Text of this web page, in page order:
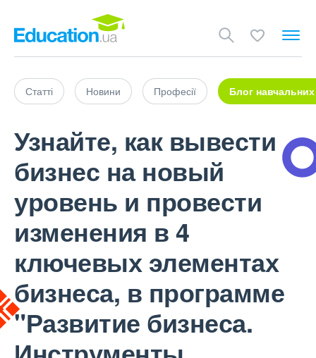
Статті Новини Професії Блог навчальних
Узнайте, как вывести
бизнес на новый
уровень и провести
изменения в 4
ключевых элементах
бизнеса, в программе
"Развитие бизнеса.